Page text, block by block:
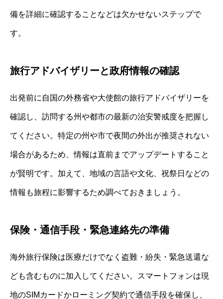
備を詳細に確認することなどは欠かせないステップで
す。
旅行アドバイザリーと政府情報の確認
出発前に自国の外務省や大使館の旅行アドバイザリーを
確認し、訪問する州や都市の最新の治安警戒度を把握し
てください。特定の州や市で夜間の外出が推奨されない
場合があるため、情報は直前までアップデートすること
が賢明です。加えて、地域の言語や文化、祝祭日などの
情報も旅程に影響するため調べておきましょう。
保険・通信手段・緊急連絡先の準備
海外旅行保険は医療だけでなく盗難・紛失・緊急送還な
ども含むものに加入してください。スマートフォンは現
地のSIMカードかローミング契約で通信手段を確保し、